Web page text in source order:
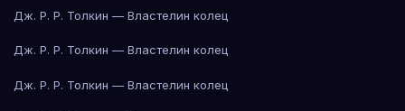
Дж. Р. Р. Толкин — Властелин колец
Дж. Р. Р. Толкин — Властелин колец
Дж. Р. Р. Толкин — Властелин колец